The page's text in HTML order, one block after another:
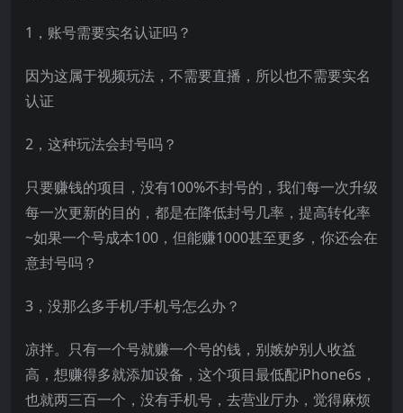
1，账号需要实名认证吗？
因为这属于视频玩法，不需要直播，所以也不需要实名
认证
2，这种玩法会封号吗？
只要赚钱的项目，没有100%不封号的，我们每一次升级
每一次更新的目的，都是在降低封号几率，提高转化率
~如果一个号成本100，但能赚1000甚至更多，你还会在
意封号吗？
3，没那么多手机/手机号怎么办？
凉拌。只有一个号就赚一个号的钱，别嫉妒别人收益
高，想赚得多就添加设备，这个项目最低配iPhone6s，
也就两三百一个，没有手机号，去营业厅办，觉得麻烦